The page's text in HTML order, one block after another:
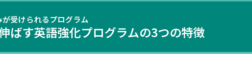
受けられるプログラム
ばす英語強化プログラムの3つの特徴